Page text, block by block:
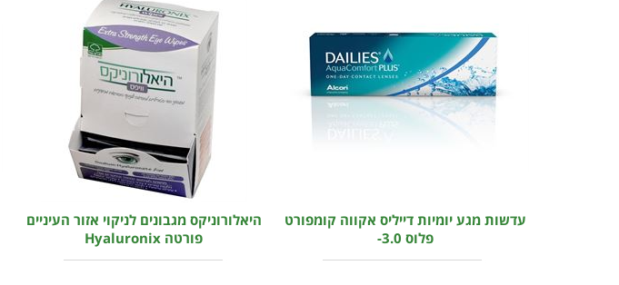
עדשות מגע יומיות דייליס אקווה קומפורט
פלוס 3.0-
היאלורוניקס מגבונים לניקוי אזור העיניים
פורטה Hyaluronix